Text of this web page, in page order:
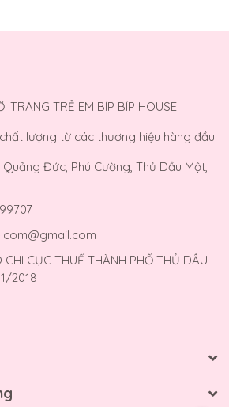
TRANG TRẺ EM BÍP BÍP HOUSE
lượng từ các thương hiệu hàng đầu.
Quảng Đức, Phú Cường, Thủ Dầu Một,
CỤC THUẾ THÀNH PHỐ THỦ DẦU
2018